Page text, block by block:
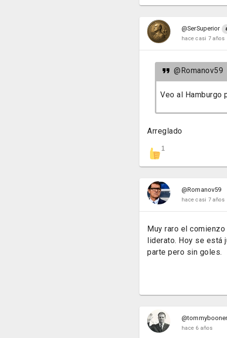
@SerSuperior
hace casi 7 años
@Romanov59
Veo al Hamburgo
Arreglado
1
@Romanov59
hace casi 7 años
Muy raro el
liderato. Hoy se está
parte pero sin goles.
hace 6 años